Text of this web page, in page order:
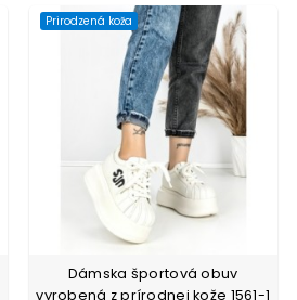
Prirodzená koža
Dámska športová obuv
vyrobená z prírodnej kože 1561-1